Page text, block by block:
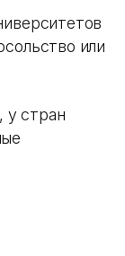
или
стран